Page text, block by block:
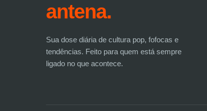
antena.
Sua dose diária de cultura pop, fofocas e
tendências. Feito para quem está sempre
ligado no que acontece.